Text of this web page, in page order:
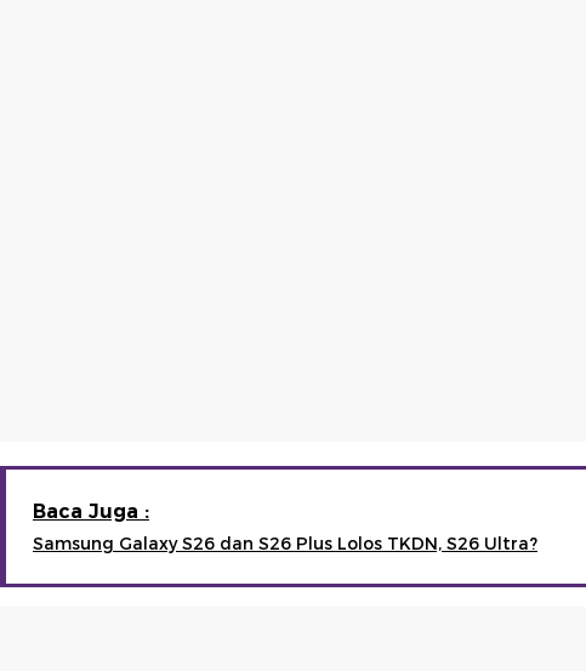
Baca Juga :
Samsung Galaxy S26 dan S26 Plus Lolos TKDN, S26 Ultra?